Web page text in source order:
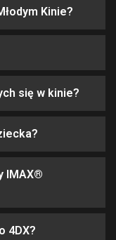
Kinie?
się w kinie?
IMAX®
4DX?